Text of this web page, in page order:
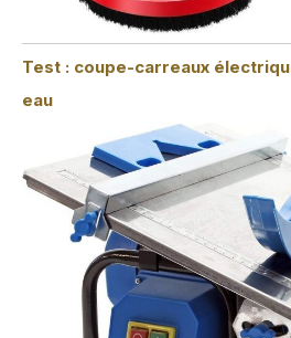
Test : coupe-carreaux
eau